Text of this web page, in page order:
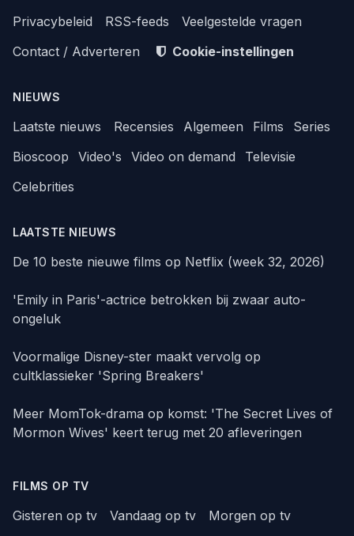
Privacybeleid
RSS-feeds
Veelgestelde vragen
Contact / Adverteren
Cookie-instellingen
NIEUWS
Laatste nieuws Recensies Algemeen Films
Series
Bioscoop
Video's Video on demand
Televisie
Celebrities
LAATSTE NIEUWS
De 10 beste nieuwe films op Netflix (week 32, 2026)
'Emily in Paris'-actrice betrokken bij zwaar auto-
ongeluk
Voormalige Disney-ster maakt vervolg op
cultklassieker 'Spring Breakers'
Meer MomTok-drama op komst: 'The Secret Lives of
Mormon Wives' keert terug met 20 afleveringen
FILMS OP TV
Gisteren op tv Vandaag op tv
Morgen op tv